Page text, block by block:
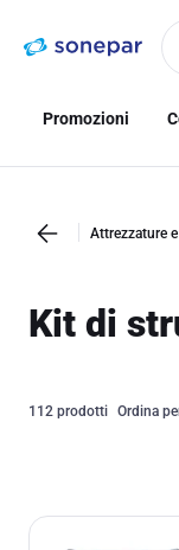
navigazionealla
Promozioni
Attrezzature
Kit di
112 prodotti Ordina